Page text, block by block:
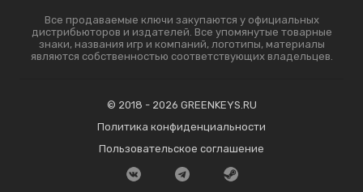
Все продаваемые ключи закупаются у официальных
дистрибьюторов и издателей. Все упомянутые товарные
знаки, названия игр и компаний, логотипы, материалы
являются собственностью соответствующих владельцев.
© 2018 - 2026 GREENKEYS.RU
Политика конфиденциальности
Пользовательское соглашение